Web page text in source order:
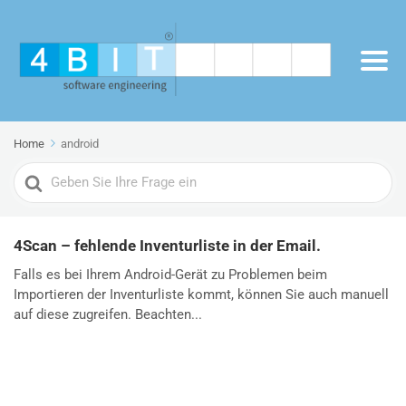
Home android
Search
For
4Scan – fehlende Inventurliste in der Email.
Falls es bei Ihrem Android-Gerät zu Problemen beim
Importieren der Inventurliste kommt, können Sie auch manuell
auf diese zugreifen. Beachten...